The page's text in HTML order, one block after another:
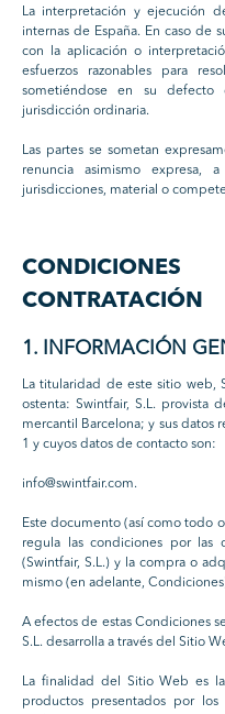
La interpretación y ejecución
internas de España. En caso de
con la aplicación o
esfuerzos razonables para
sometiéndose en su
jurisdicción ordinaria.
Las partes se sometan
renuncia asimismo expresa,
jurisdicciones, material o
CONTRATACIÓN
1. INFORMACIÓN
La titularidad de este sitio web,
ostenta: Swintfair, S.L. provista
mercantil Barcelona; y sus datos
1 y cuyos datos de contacto son:
info@swintfair.com.
Este documento (así como todo
regula las condiciones por
(Swintfair, S.L.) y la compra o
mismo (en adelante,
A efectos de estas Condiciones
S.L. desarrolla a través del Sitio
La finalidad del Sitio Web es
productos presentados por los